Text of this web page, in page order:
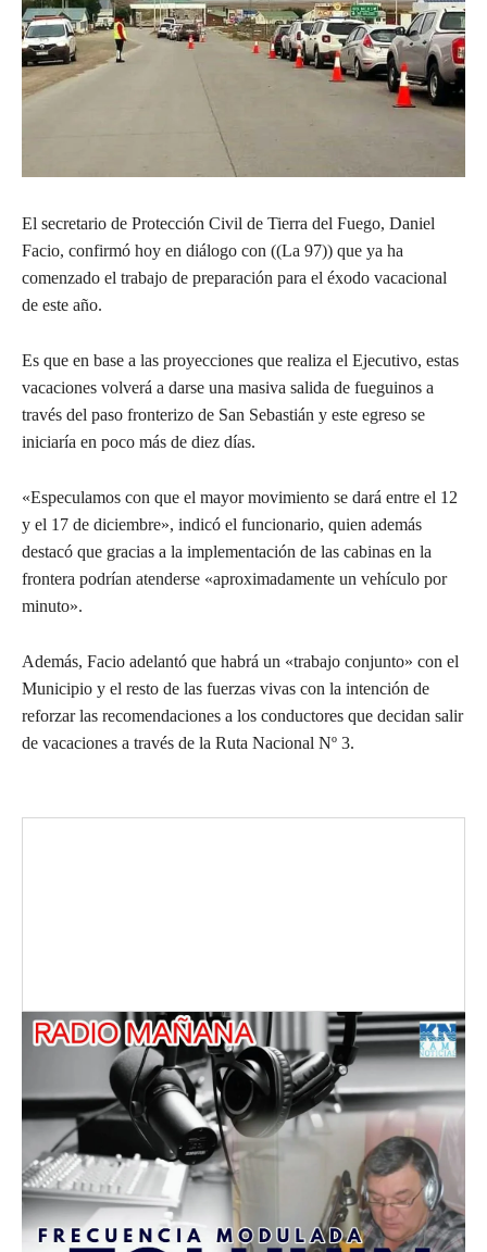
El secretario de Protección Civil de Tierra del Fuego, Daniel
Facio, confirmó hoy en diálogo con ((La 97)) que ya ha
comenzado el trabajo de preparación para el éxodo vacacional
de este año.
Es que en base a las proyecciones que realiza el Ejecutivo, estas
vacaciones volverá a darse una masiva salida de fueguinos a
través del paso fronterizo de San Sebastián y este egreso se
iniciaría en poco más de diez días.
«Especulamos con que el mayor movimiento se dará entre el 12
y el 17 de diciembre», indicó el funcionario, quien además
destacó que gracias a la implementación de las cabinas en la
frontera podrían atenderse «aproximadamente un vehículo por
minuto».
Además, Facio adelantó que habrá un «trabajo conjunto» con el
Municipio y el resto de las fuerzas vivas con la intención de
reforzar las recomendaciones a los conductores que decidan salir
de vacaciones a través de la Ruta Nacional Nº 3.